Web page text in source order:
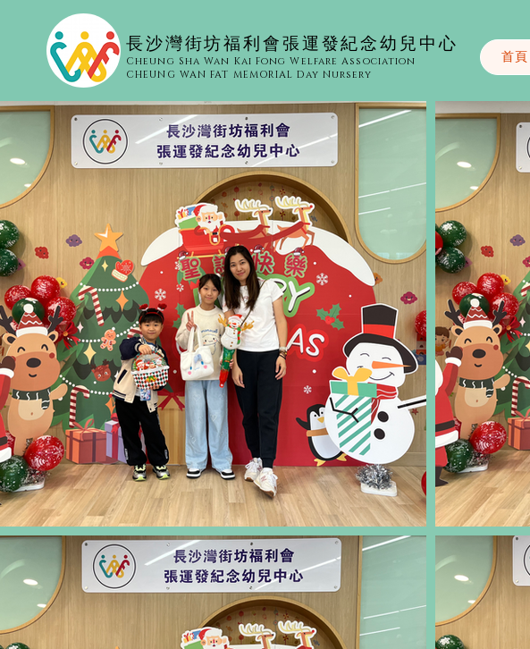
​長沙灣街坊福利會張運發紀念幼兒中心
首頁
Cheung Sha Wan Kai Fong Welfare Association
CHEUNG WAN FAT MEMORIAL Day Nursery